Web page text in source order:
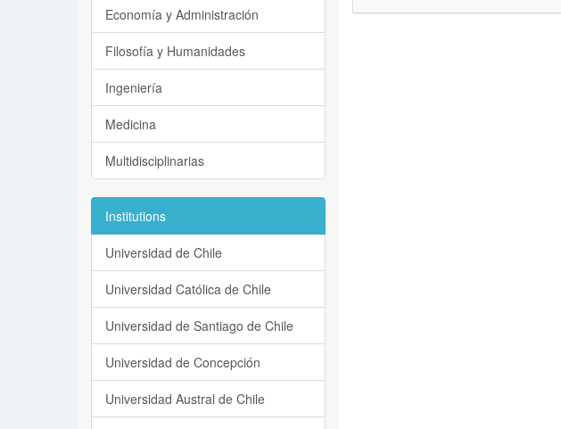
Economía y Administración
Filosofía y Humanidades
Ingeniería
Medicina
Multidisciplinarias
Institutions
Universidad de Chile
Universidad Católica de Chile
Universidad de Santiago de Chile
Universidad de Concepción
Universidad Austral de Chile